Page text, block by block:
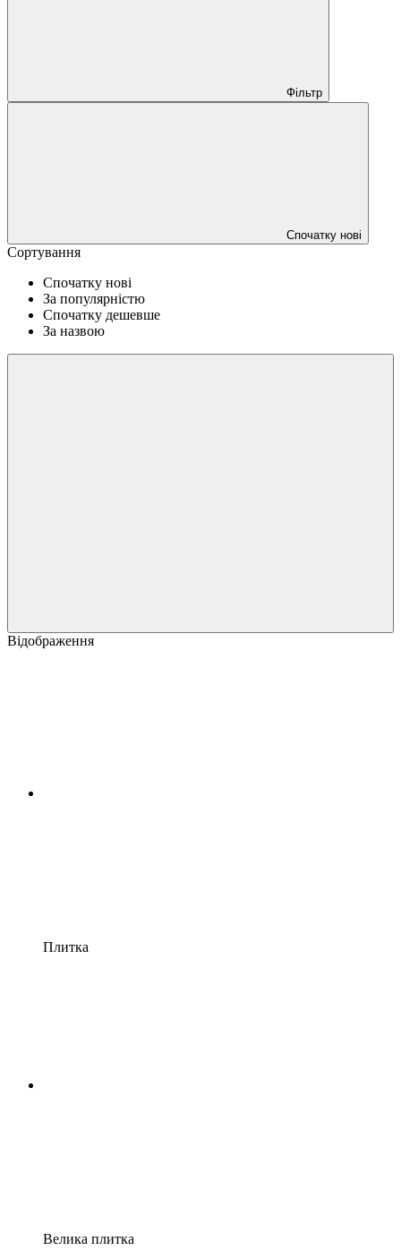
Фільтр
Спочатку нові
Сортування
Спочатку нові
За популярністю
Спочатку дешевше
За назвою
Відображення
Плитка
Велика плитка